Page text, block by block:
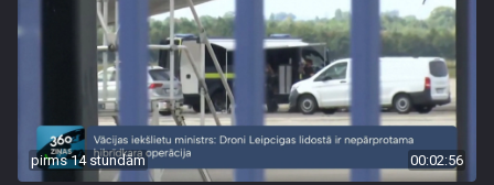
pirms 14 stundām 00:02:56